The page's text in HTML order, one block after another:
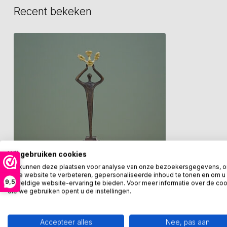
9,5
Recent bekeken
CORRY AMMERLAAN
Goud
Wij gebruiken cookies
We kunnen deze plaatsen voor analyse van onze bezoekersgegevens,
onze website te verbeteren, gepersonaliseerde inhoud te tonen en om u
geweldige website-ervaring te bieden. Voor meer informatie over de
die we gebruiken opent u de instellingen.
Accepteer alles Nee, pas aan